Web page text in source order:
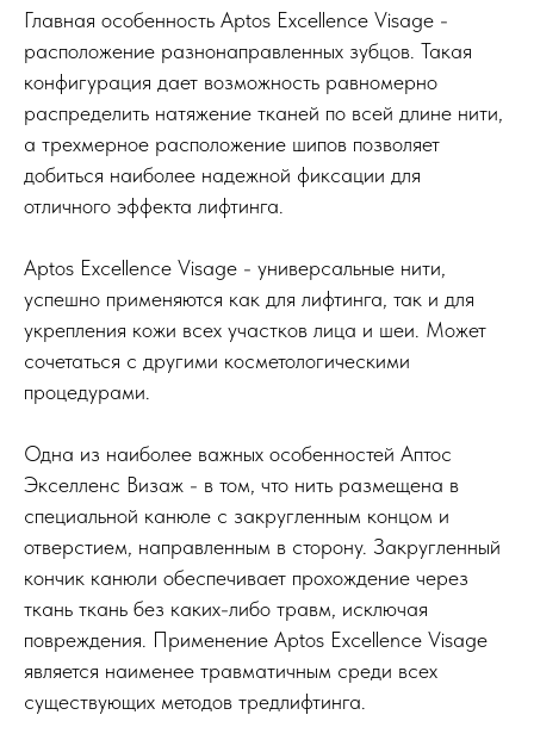
Главная особенность Aptos Excellence Visage -
расположение разнонаправленных зубцов. Такая
конфигурация дает возможность равномерно
распределить натяжение тканей по всей длине нити,
а трехмерное расположение шипов позволяет
добиться наиболее надежной фиксации для
отличного эффекта лифтинга.
Aptos Excellence Visage - универсальные нити,
успешно применяются как для лифтинга, так и для
укрепления кожи всех участков лица и шеи. Может
сочетаться с другими косметологическими
процедурами.
Одна из наиболее важных особенностей Аптос
Экселленс Визаж - в том, что нить размещена в
специальной канюле с закругленным концом и
отверстием, направленным в сторону. Закругленный
кончик канюли обеспечивает прохождение через
ткань ткань без каких-либо травм, исключая
повреждения. Применение Aptos Excellence Visage
является наименее травматичным среди всех
существующих методов тредлифтинга.